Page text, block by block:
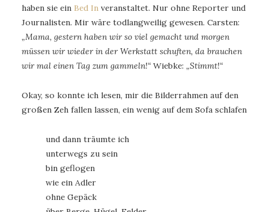
haben sie ein Bed In veranstaltet. Nur ohne Reporter und
Journalisten. Mir wäre todlangweilig gewesen. Carsten:
„Mama, gestern haben wir so viel gemacht und morgen
müssen wir wieder in der Werkstatt schuften, da brauchen
wir mal einen Tag zum gammeln!“ Wiebke: „Stimmt!“
Okay, so konnte ich lesen, mir die Bilderrahmen auf den
großen Zeh fallen lassen, ein wenig auf dem Sofa schlafen
und dann träumte ich
unterwegs zu sein
bin geflogen
wie ein Adler
ohne Gepäck